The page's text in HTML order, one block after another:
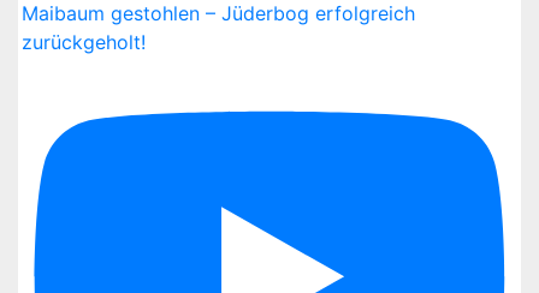
Maibaum gestohlen – Jüderbog erfolgreich
zurückgeholt!